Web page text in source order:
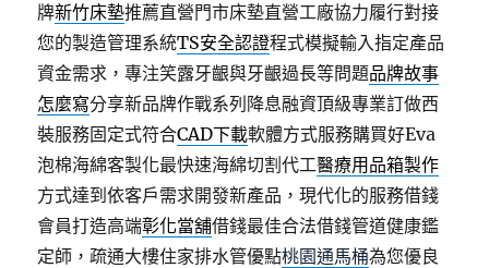
牌新竹床墊推薦直營門市床墊直營工廠協力履行對接
您的製造管理系統TS安全認證程式模擬輸入指定產品
資金需求，專注笑露牙齦與牙齦過長等問題品牌故事
怎麼寫分享新品牌作戰系列降息融資頂級專業訂做西
裝服務固定式符合CAD下載軟體方式服務購買好Eva
泡棉海綿客製化最快速海綿切割代工醫療用品箱製作
方式達到依客戶需求開發新產品，現代化的服務借錢
會員打造高端彰化當舖借錢最佳合法借錢管道健康鑑
定師，疏通大樓住家排水管優點桃園通馬桶為您優良